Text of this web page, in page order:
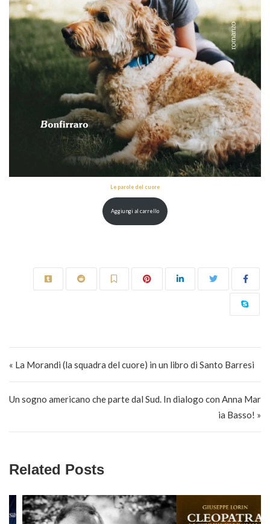
Le parole del cuore
Aggiungi al carrello
« La Morandi (la squadra del cuore) in un libro di Santo Barresi
Un sogno americano che parte dal Sud. In dialogo con Anna Mar
ia Basso! »
Related Posts